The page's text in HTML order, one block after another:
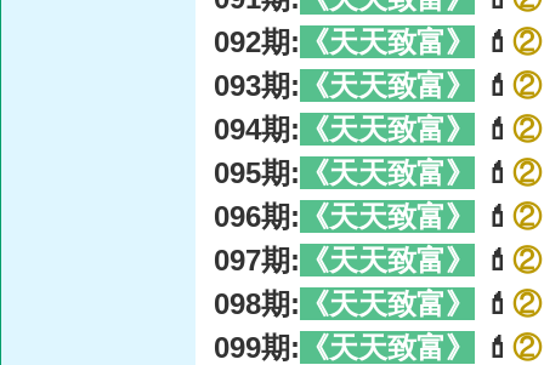
092期: 《天天致富》 💄 ②
093期: 《天天致富》 💄 ②
094期: 《天天致富》 💄 ②
095期: 《天天致富》 💄 ②
096期: 《天天致富》 💄 ②
097期: 《天天致富》 💄 ②
098期: 《天天致富》 💄 ②
099期: 《天天致富》 💄 ②